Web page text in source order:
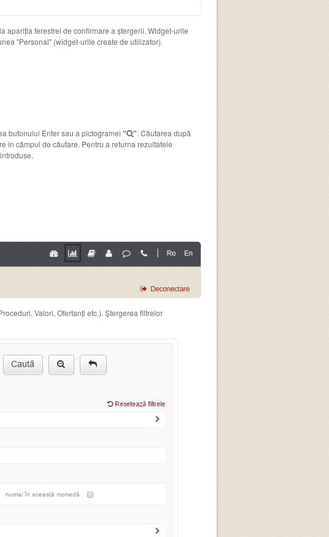
apariția ferestrei de confirmare a ștergerii. Widget-urile
"Personal" (widget-urile create de utilizator).
butonului Enter sau a pictogramei " ". Căutarea după
în câmpul de căutare. Pentru a returna rezultatele
Valori, Ofertanți etc.). Ștergerea filtrelor